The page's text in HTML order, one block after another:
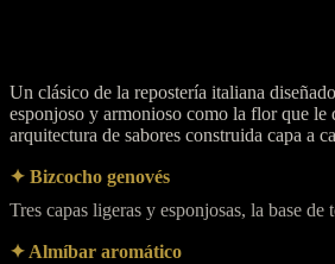
Un clásico de la repostería italiana
esponjoso y armonioso como la flor que le
arquitectura de sabores construida capa a
✦ Bizcocho genovés
Tres capas ligeras y esponjosas, la base de
✦ Almíbar aromático